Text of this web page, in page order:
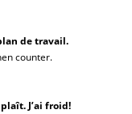
de travail.
counter.
J’ai froid!